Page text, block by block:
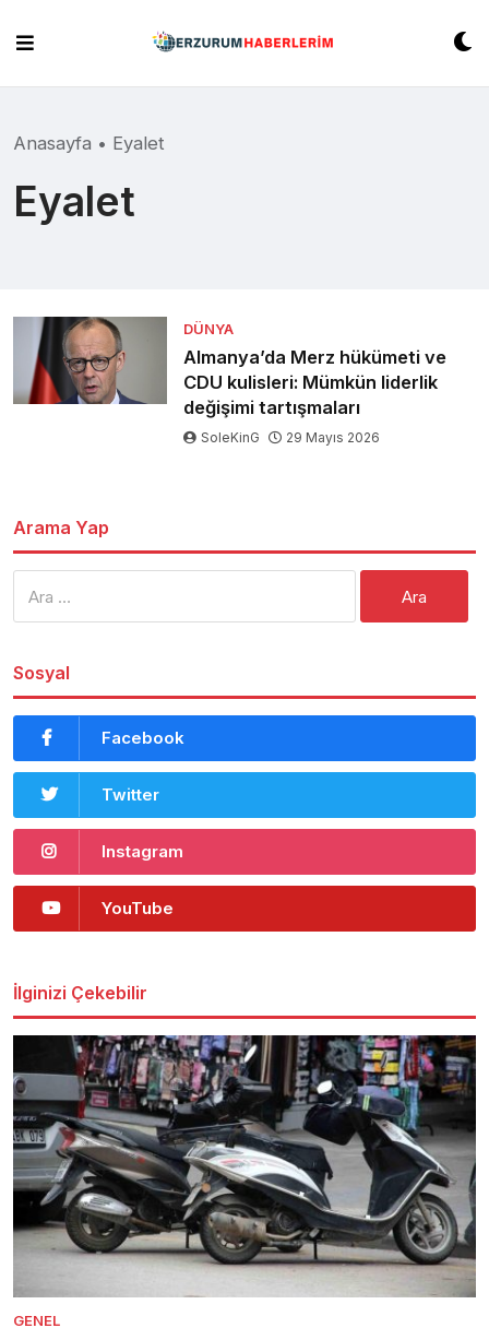
content
Anasayfa • Eyalet
Eyalet
DÜNYA
Almanya’da Merz hükümeti ve
CDU kulisleri: Mümkün liderlik
değişimi tartışmaları
SoleKinG 29 Mayıs 2026
Arama Yap
Sosyal
Facebook
Twitter
Instagram
YouTube
İlginizi Çekebilir
GENEL